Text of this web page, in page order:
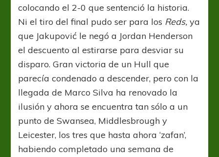
colocando el 2-0 que sentenció la historia.
Ni el tiro del final pudo ser para los Reds, ya
que Jakupović le negó a Jordan Henderson
el descuento al estirarse para desviar su
disparo. Gran victoria de un Hull que
parecía condenado a descender, pero con la
llegada de Marco Silva ha renovado la
ilusión y ahora se encuentra tan sólo a un
punto de Swansea, Middlesbrough y
Leicester, los tres que hasta ahora ‘zafan’,
habiendo completado una semana de